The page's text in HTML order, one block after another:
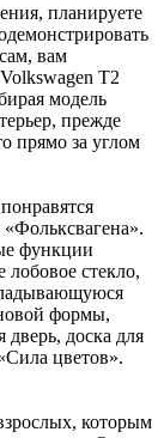
планируете
вам
T2
модель
прежде
прямо за углом
функции
лобовое стекло,
формы,
дверь, доска для
цветов».
которым